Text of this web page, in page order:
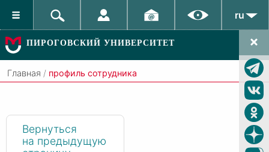
ru
ПИРОГОВСКИЙ УНИВЕРСИТЕТ
Главная / профиль сотрудника
Вернуться
на предыдущую